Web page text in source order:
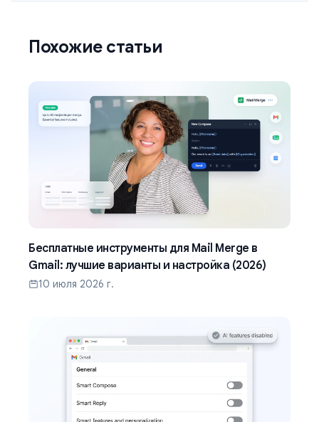
Похожие статьи
Бесплатные инструменты для Mail Merge в
Gmail: лучшие варианты и настройка (2026)
10 июля 2026 г.